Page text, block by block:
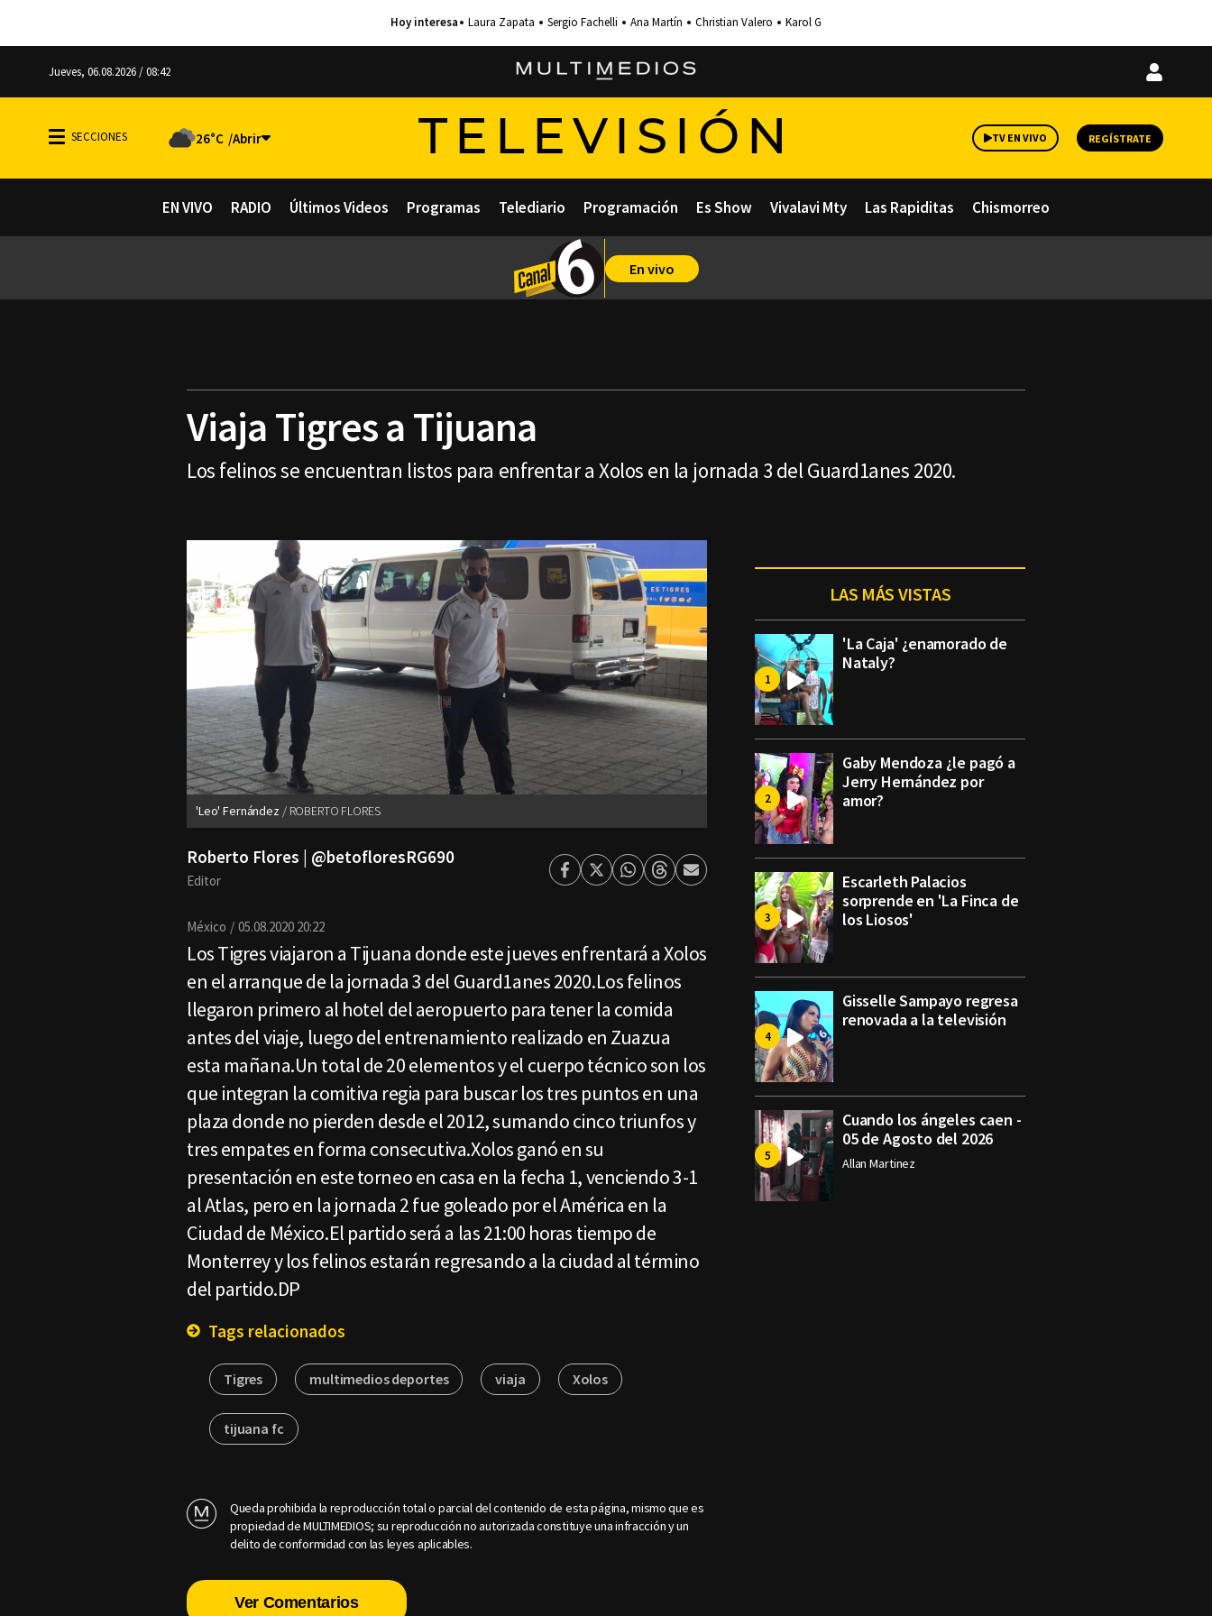
Laura Zapata Sergio Fachelli Ana Martín Christian Valero Karol G
Jueves, 06.08.2026 / 08:42
Iniciar
26°C TELEVISIÓN TV EN VIVO REGÍSTRATE
EN VIVO RADIO Últimos Videos Programas Telediario Programación Es Show Vivalavi Mty Las Rapiditas Chismorreo
En vivo
Viaja Tigres a Tijuana
Los felinos se encuentran listos para enfrentar a Xolos en la jornada 3 del Guard1anes 2020.
'Leo' Fernández ROBERTO FLORES
Roberto Flores | @betofloresRG690
Editor Facebook
TwitterWhatsapp
ThreadsEnviar
México 05.08.2020 20:22
Los Tigres viajaron a Tijuana donde este jueves enfrentará a Xolos
en el arranque de la jornada 3 del Guard1anes 2020.Los felinos
llegaron primero al hotel del aeropuerto para tener la comida
antes del viaje, luego del entrenamiento realizado en Zuazua
esta mañana.Un total de 20 elementos y el cuerpo técnico son los
que integran la comitiva regia para buscar los tres puntos en una
plaza donde no pierden desde el 2012, sumando cinco triunfos y
tres empates en forma consecutiva.Xolos ganó en su
presentación en este torneo en casa en la fecha 1, venciendo 3-1
al Atlas, pero en la jornada 2 fue goleado por el América en la
Ciudad de México.El partido será a las 21:00 horas tiempo de
Monterrey y los felinos estarán regresando a la ciudad al término
del partido.DP
Tags relacionados
Tigres multimedios deportes viaja Xolos
tijuana fc
Queda prohibida la reproducción total o parcial del contenido de esta página, mismo que es
propiedad de MULTIMEDIOS; su reproducción no autorizada constituye una infracción y un
delito de conformidad con las leyes aplicables.
Ver Comentarios
LAS MÁS VISTAS
'La Caja' ¿enamorado de
Nataly?
Gaby Mendoza ¿le pagó a
Jerry Hernández por
amor?
Escarleth Palacios
sorprende en 'La Finca de
los Liosos'
Gisselle Sampayo regresa
renovada a la televisión
Cuando los ángeles caen -
05 de Agosto del 2026
Allan Martinez